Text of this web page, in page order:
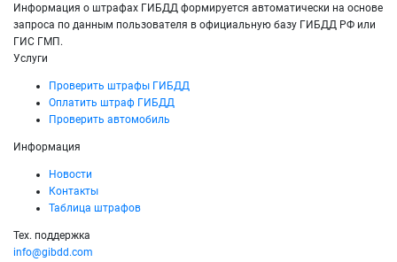
Информация о штрафах ГИБДД формируется автоматически на основе
запроса по данным пользователя в официальную базу ГИБДД РФ или
ГИС ГМП.
Услуги
Проверить штрафы ГИБДД
Оплатить штраф ГИБДД
Проверить автомобиль
Информация
Новости
Контакты
Таблица штрафов
Тех. поддержка
info@gibdd.com